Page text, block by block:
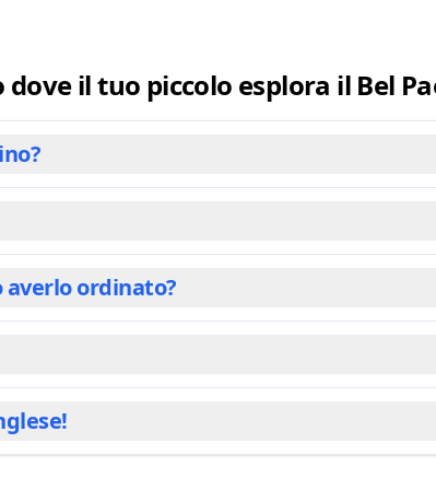
il tuo piccolo esplora il Bel
più bambini (fratelli/sorelle), insieme ai nomi dei
un'esperienza davvero personalizzata. Il
storie e illustrazioni coinvolgenti che sono
per tutta la famiglia. Detto questo,
ugualmente perché è stato un collegamento
ordinato?
premium in ogni copia. Una volta effettuato
generalmente 3-4 giorni lavorativi. La
di spedizione scelto al momento del
Offriamo consegna in tutto il mondo, così il tuo
pagamento. Le nostre opzioni di spedizione
fino a casa tua. Per gli ordini non tracciati